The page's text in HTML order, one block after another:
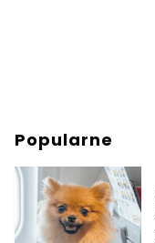
Popularne